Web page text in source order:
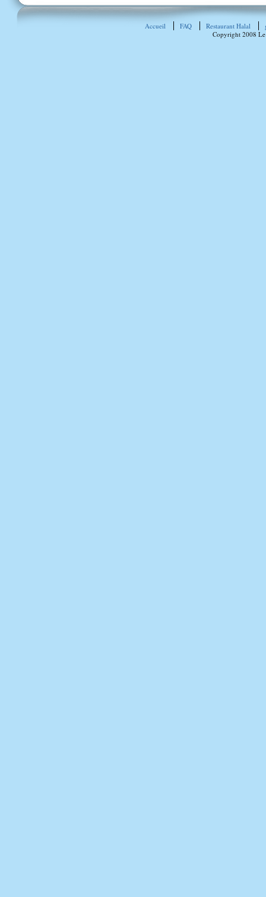
Accueil FAQ Restaurant Halal
Copyright 2008